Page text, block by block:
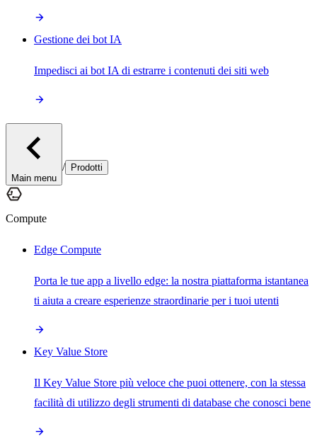
Gestione dei bot IA
Impedisci ai bot IA di estrarre i contenuti dei siti web
Main menu
/ Prodotti
Compute
Edge Compute
Porta le tue app a livello edge: la nostra piattaforma istantanea
ti aiuta a creare esperienze straordinarie per i tuoi utenti
Key Value Store
Il Key Value Store più veloce che puoi ottenere, con la stessa
facilità di utilizzo degli strumenti di database che conosci bene